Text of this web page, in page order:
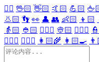
🖐🏻 🖖🏻 👋🏻 🤙🏻 💪🏻
👃🏻 👣 👀 👤 👥 👶🏻 👦🏻
👵🏻 👲🏻 👳🏻‍♀️ 👳🏻 👮🏻‍♀️
👩🏻‍⚕️ 👨🏻‍⚕️ 👩🏻‍🌾 👩🏻‍🍳